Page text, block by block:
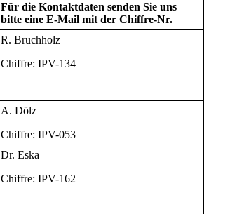
Für die Kontaktdaten senden Sie uns
bitte eine E-Mail mit der Chiffre-Nr.
R. Bruchholz
Chiffre: IPV-134
A. Dölz
Chiffre: IPV-053
Dr. Eska
Chiffre: IPV-162